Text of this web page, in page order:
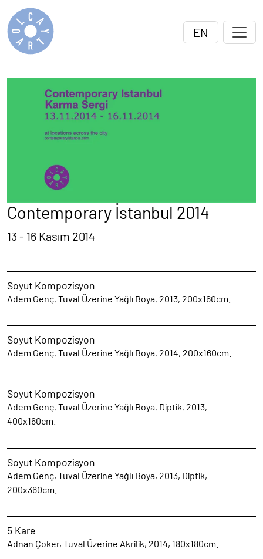
EN
Contemporary İstanbul 2014
13 - 16 Kasım 2014
Soyut Kompozisyon
Adem Genç, Tuval Üzerine Yağlı Boya, 2013, 200x160cm.
Soyut Kompozisyon
Adem Genç, Tuval Üzerine Yağlı Boya, 2014, 200x160cm.
Soyut Kompozisyon
Adem Genç, Tuval Üzerine Yağlı Boya, Diptik, 2013,
400x160cm.
Soyut Kompozisyon
Adem Genç, Tuval Üzerine Yağlı Boya, 2013, Diptik,
200x360cm.
5 Kare
Adnan Çoker, Tuval Üzerine Akrilik, 2014, 180x180cm.